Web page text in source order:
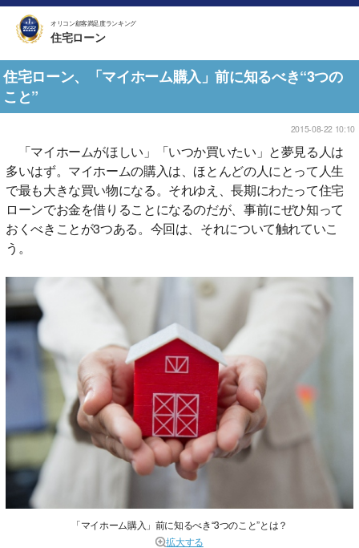
オリコン顧客満足度ランキング
住宅ローン
住宅ローン、「マイホーム購入」前に知るべき“3つの
こと”
2015-08-22 10:10
「マイホームがほしい」「いつか買いたい」と夢見る人は
多いはず。マイホームの購入は、ほとんどの人にとって人生
で最も大きな買い物になる。それゆえ、長期にわたって住宅
ローンでお金を借りることになるのだが、事前にぜひ知って
おくべきことが3つある。今回は、それについて触れていこ
う。
「マイホーム購入」前に知るべき“3つのこと”とは？
拡大する